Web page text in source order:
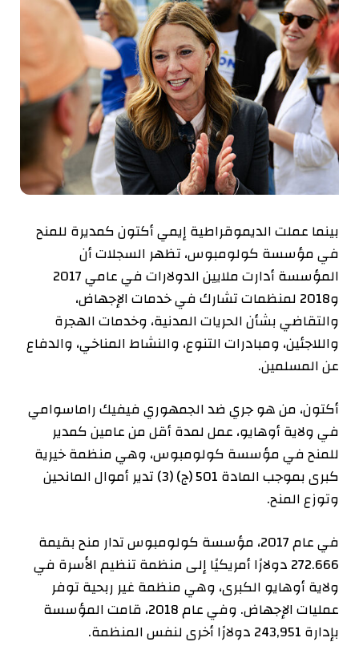
بينما عملت الديموقراطية إيمي أكتون كمديرة للمنح
في مؤسسة كولومبوس، تظهر السجلات أن
المؤسسة أدارت ملايين الدولارات في عامي 2017
و2018 لمنظمات تشارك في خدمات الإجهاض،
والتقاضي بشأن الحريات المدنية، وخدمات الهجرة
واللاجئين، ومبادرات التنوع، والنشاط المناخي، والدفاع
عن المسلمين.
أكتون، من هوجريضد الجمهوري فيفيك راماسوامي
في ولاية أوهايو، عمل لمدة أقل من عامين كمدير
للمنح في مؤسسة كولومبوس، وهي منظمة خيرية
كبرى بموجب المادة 501 (ج) (3) تدير أموال المانحين
وتوزع المنح.
في عام 2017، مؤسسة كولومبوس
تدارمنح بقيمة
272.666 دولارًا أمريكيًا إلى منظمة تنظيم الأسرة في
ولاية أوهايو الكبرى، وهي منظمة غير ربحية توفر
عمليات الإجهاض. وفي عام 2018، قامت المؤسسة
بإدارة 243,951 دولارًا أخرى لنفس المنظمة.